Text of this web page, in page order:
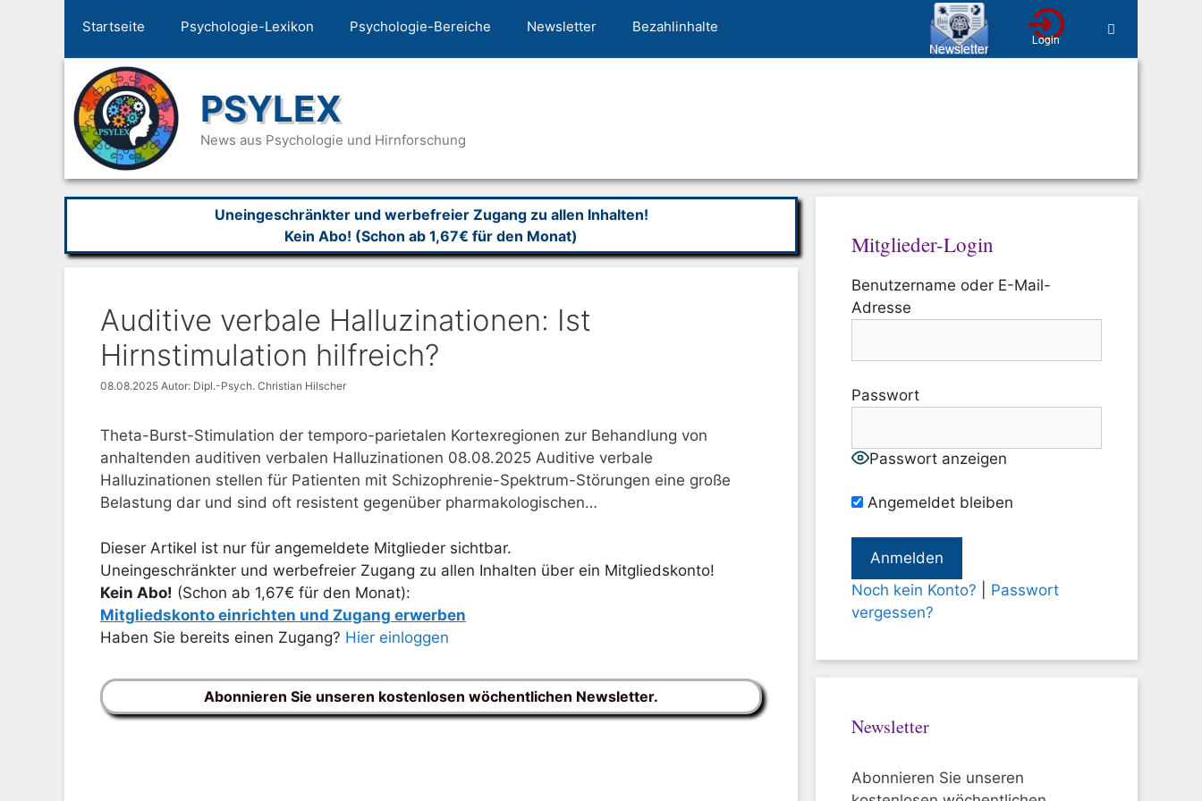
Startseite Psychologie-Lexikon Psychologie-Bereiche Newsletter Bezahlinhalte
PSYLEX
News aus Psychologie und Hirnforschung
Uneingeschränkter und werbefreier Zugang zu allen Inhalten!
Kein Abo! (Schon ab 1,67€ für den Monat)
Auditive verbale Halluzinationen: Ist
Hirnstimulation hilfreich?
08.08.2025 Autor: Dipl.-Psych. Christian Hilscher
Theta-Burst-Stimulation der temporo-parietalen Kortexregionen zur Behandlung von
anhaltenden auditiven verbalen Halluzinationen 08.08.2025 Auditive verbale
Halluzinationen stellen für Patienten mit Schizophrenie-Spektrum-Störungen eine große
Belastung dar und sind oft resistent gegenüber pharmakologischen…
Dieser Artikel ist nur für angemeldete Mitglieder sichtbar.
Uneingeschränkter und werbefreier Zugang zu allen Inhalten über ein Mitgliedskonto!
Kein Abo! (Schon ab 1,67€ für den Monat):
Mitgliedskonto einrichten und Zugang erwerben
Haben Sie bereits einen Zugang? Hier einloggen
Abonnieren Sie unseren kostenlosen wöchentlichen Newsletter.
Mitglieder-Login
Benutzername oder E-Mail-
Adresse
Passwort
Passwort anzeigen
Angemeldet bleiben
Noch kein Konto?
Passwort
vergessen?
Newsletter
Abonnieren Sie unseren